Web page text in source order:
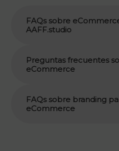
FAQs sobre
AAFF.studio
Preguntas frecuentes
eCommerce
FAQs sobre branding
eCommerce